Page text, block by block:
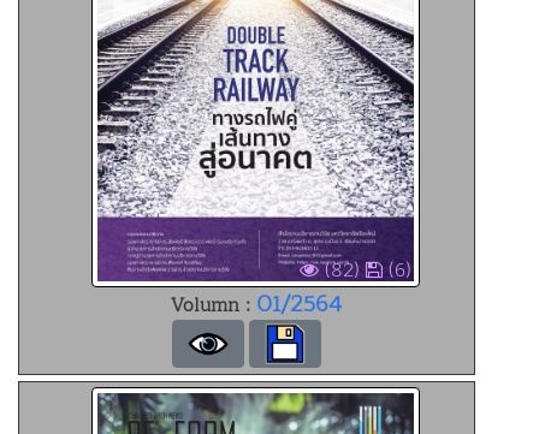
(82)
(6)
Volumn : 01/2564